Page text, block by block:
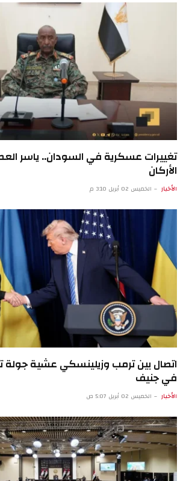
تغييرات عسكرية في السودان.. ياسر
الأركان
الأخبار الخميس 02 أبريل 3:10 م
اتصال بين ترمب وزيلينسكي عشية
في جنيف
الأخبار الخميس 02 أبريل 5:07 ص